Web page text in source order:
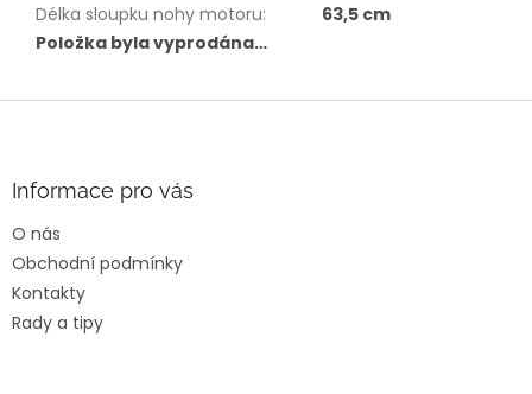
Délka sloupku nohy motoru:
63,5 cm
Položka byla vyprodána…
Informace pro vás
O nás
Obchodní podmínky
Kontakty
Rady a tipy